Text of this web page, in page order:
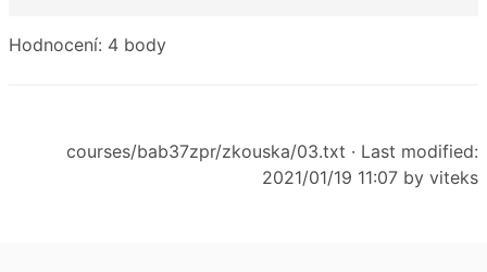
Hodnocení: 4 body
courses/bab37zpr/zkouska/03.txt · Last modified:
2021/01/19 11:07 by viteks